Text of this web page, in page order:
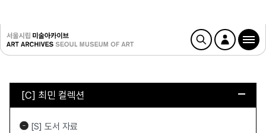
[C] 최민 컬렉션
[S] 도서 자료